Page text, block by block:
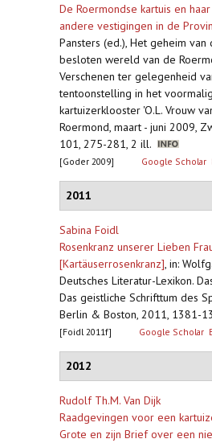
De Roermondse kartuis en
andere vestigingen in de
Pansters (ed.), Het geheim van
besloten wereld van de
Verschenen ter gelegenheid
tentoonstelling in het
kartuizerklooster 'O.L. Vrouw
Roermond, maart - juni 2009,
101, 275-281, 2 ill.
[Goder 2009] Google Scholar
2011
Sabina Foidl
Rosenkranz unserer Lieben
[Kartäuserrosenkranz], in:
Deutsches Literatur-Lexikon.
Das geistliche Schrifttum des
Berlin & Boston, 2011, 1381-
[Foidl 2011f] Google Scholar
2012
Rudolf Th.M. Van Dijk
Raadgevingen voor een
Grote en zijn Brief over een